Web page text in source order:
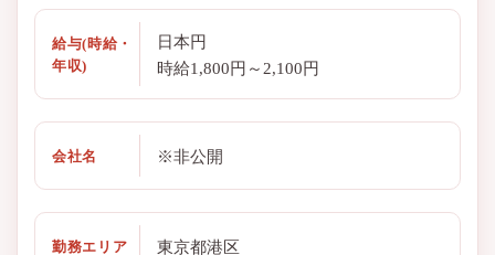
給与(時給・
年収)
日本円
時給1,800円～2,100円
会社名 ※非公開
勤務エリア 東京都港区